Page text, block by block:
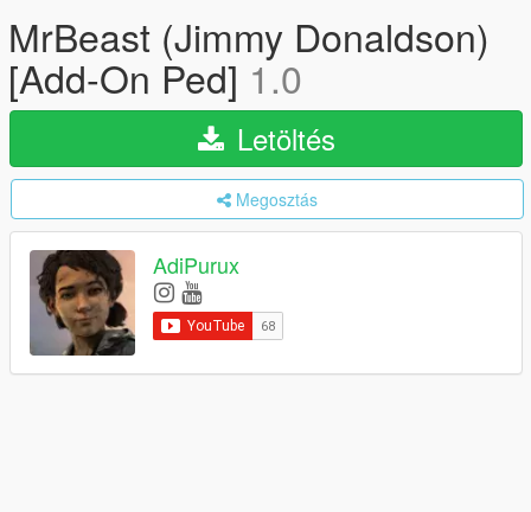
MrBeast (Jimmy Donaldson)
[Add-On Ped] 1.0
Letöltés
Megosztás
AdiPurux